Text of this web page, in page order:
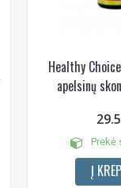
Healthy
apelsinų
Prekė
Į